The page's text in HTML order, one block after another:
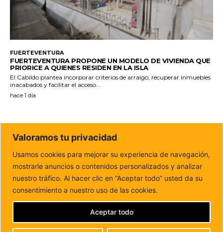
FUERTEVENTURA
FUERTEVENTURA PROPONE UN MODELO DE VIVIENDA QUE
PRIORICE A QUIENES RESIDEN EN LA ISLA
El Cabildo plantea incorporar criterios de arraigo, recuperar inmuebles
inacabados y facilitar el acceso...
hace 1 día